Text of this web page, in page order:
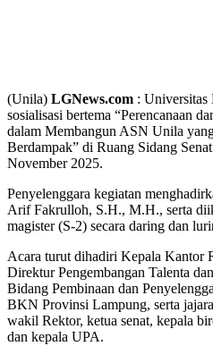
(Unila) LGNews.com : Universitas
sosialisasi bertema “Perencanaan
dalam Membangun ASN Unila
Berdampak” di Ruang Sidang
November 2025.
Penyelenggara kegiatan
Arif Fakrulloh, S.H., M.H., serta
magister (S-2) secara daring dan
Acara turut dihadiri Kepala Kantor
Direktur Pengembangan Talenta
Bidang Pembinaan dan
BKN Provinsi Lampung, serta
wakil Rektor, ketua senat, kepala
dan kepala UPA.